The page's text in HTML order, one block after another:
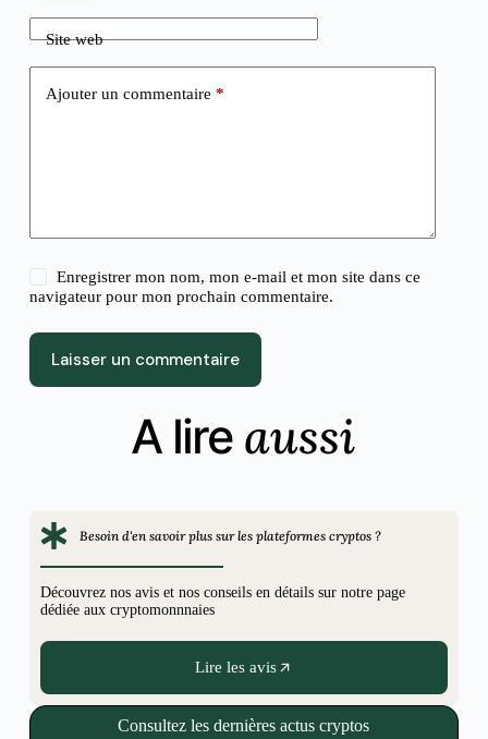
Site web
Ajouter un commentaire *
Enregistrer mon nom, mon e-mail et mon site dans ce
navigateur pour mon prochain commentaire.
Laisser un commentaire
A lire aussi
Besoin d'en savoir plus sur les plateformes cryptos ?
Découvrez nos avis et nos conseils en détails sur notre page
dédiée aux cryptomonnnaies
Lire les avis
Consultez les dernières actus cryptos